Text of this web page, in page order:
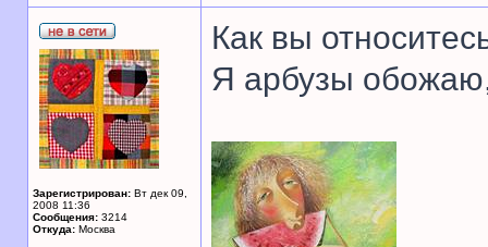
Зарегистрирован: Вт дек 09,
2008 11:36
Сообщения: 3214
Откуда: Москва
Как вы
Я арбузы